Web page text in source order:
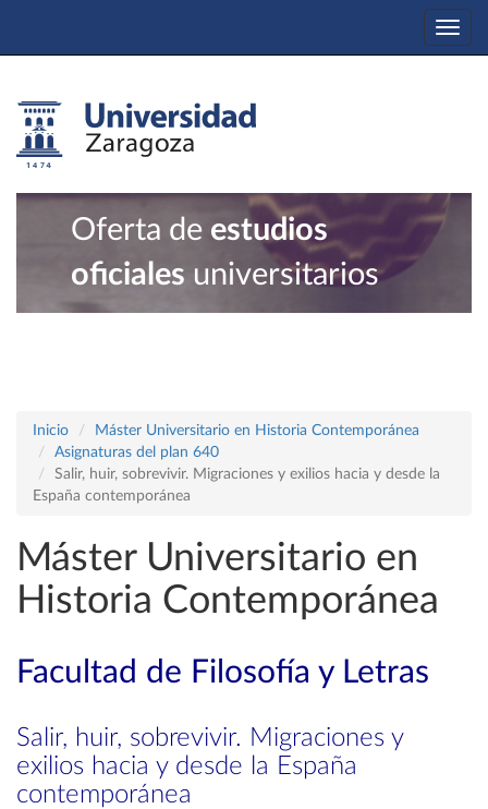
Oferta de estudios
oficiales universitarios
Inicio
Máster Universitario en Historia Contemporánea
Asignaturas del plan 640
Salir, huir, sobrevivir. Migraciones y exilios hacia y desde la
España contemporánea
Máster Universitario en
Historia Contemporánea
Facultad de Filosofía y Letras
Salir, huir, sobrevivir. Migraciones y
exilios hacia y desde la España
contemporánea